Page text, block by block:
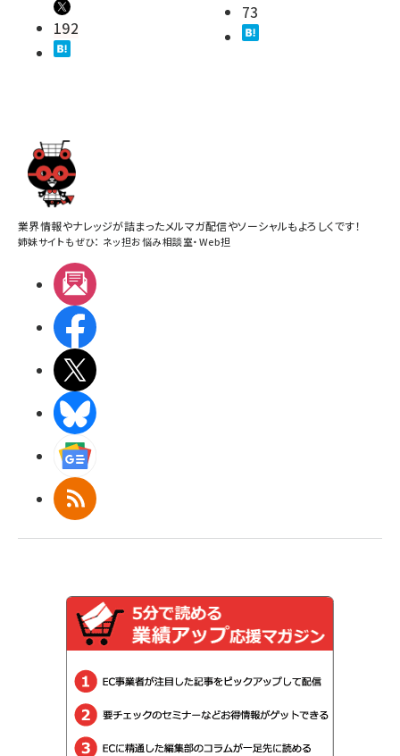
192
73
業界情報やナレッジが詰まったメルマガ配信やソーシャルもよろしくです！
姉妹サイトもぜひ： ネッ担お悩み相談室・Web担
RSS